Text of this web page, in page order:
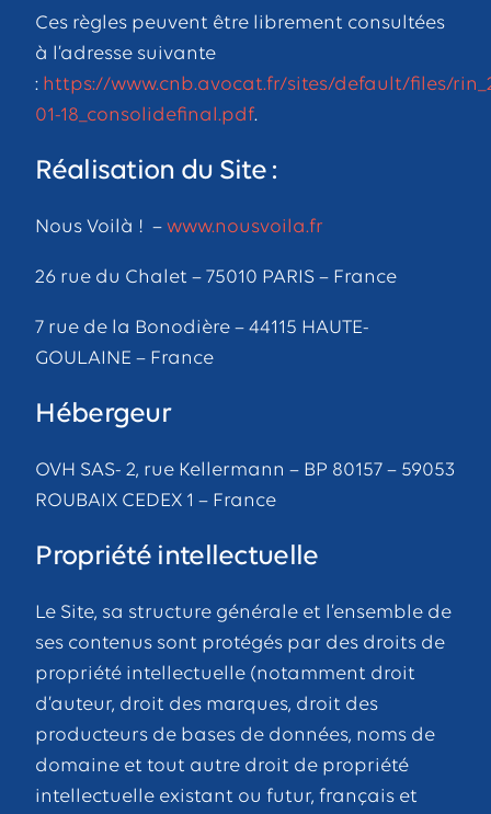
Ces règles peuvent être librement consultées
à l’adresse suivante
: https://www.cnb.avocat.fr/sites/default/files/
01-18_consolidefinal.pdf.
Réalisation du Site :
Nous Voilà ! –www.nousvoila.fr
26 rue du Chalet – 75010 PARIS – France
7 rue de la Bonodière – 44115 HAUTE-
GOULAINE – France
Hébergeur
OVH SAS- 2, rue Kellermann – BP 80157 – 59053
ROUBAIX CEDEX 1 – France
Propriété intellectuelle
Le Site, sa structure générale et l’ensemble de
ses contenus sont protégés par des droits de
propriété intellectuelle (notamment droit
d’auteur, droit des marques, droit des
producteurs de bases de données, noms de
domaine et tout autre droit de propriété
intellectuelle existant ou futur, français et